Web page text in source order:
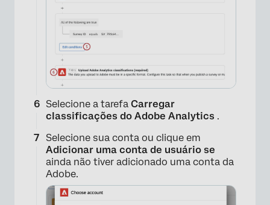
×
Selecione a tarefa Carregar
classificações do Adobe Analytics .
Selecione sua conta ou clique em
Adicionar uma conta de usuário se
ainda não tiver adicionado uma conta da
Adobe.